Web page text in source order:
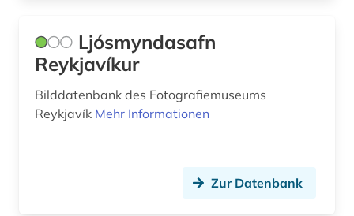
Ljósmyndasafn
Reykjavíkur
Bilddatenbank des Fotografiemuseums
Reykjavík Mehr Informationen
Zur Datenbank